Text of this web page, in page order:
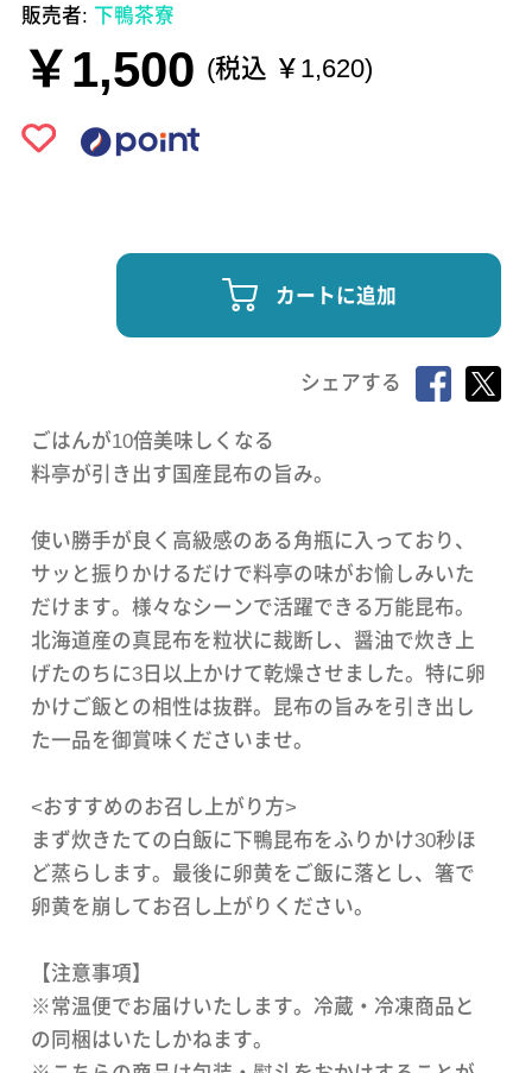
販売者: 下鴨茶寮
￥1,500 (税込 ￥1,620)
カートに追加
シェアする
ごはんが10倍美味しくなる
料亭が引き出す国産昆布の旨み。
使い勝手が良く高級感のある角瓶に入っており、
サッと振りかけるだけで料亭の味がお愉しみいた
だけます。様々なシーンで活躍できる万能昆布。
北海道産の真昆布を粒状に裁断し、醤油で炊き上
げたのちに3日以上かけて乾燥させました。特に卵
かけご飯との相性は抜群。昆布の旨みを引き出し
た一品を御賞味くださいませ。
<おすすめのお召し上がり方>
まず炊きたての白飯に下鴨昆布をふりかけ30秒ほ
ど蒸らします。最後に卵黄をご飯に落とし、箸で
卵黄を崩してお召し上がりください。
【注意事項】
※常温便でお届けいたします。冷蔵・冷凍商品と
の同梱はいたしかねます。